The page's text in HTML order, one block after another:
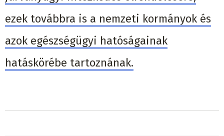
ezek továbbra is a nemzeti kormányok és
azok egészségügyi hatóságainak
hatáskörébe tartoznának.